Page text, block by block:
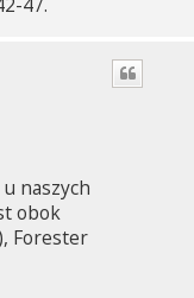
naszych
obok
Forester